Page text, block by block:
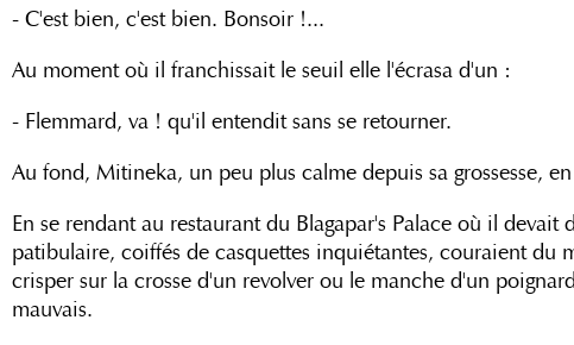
- C'est bien, c'est bien. Bonsoir !...
Au moment où il franchissait le seuil elle l'écrasa d'un :
- Flemmard, va ! qu'il entendit sans se retourner.
Au fond, Mitineka, un peu plus calme depuis sa grossesse,
En se rendant au restaurant du Blagapar's Palace où il
patibulaire, coiffés de casquettes inquiétantes, couraient du
crisper sur la crosse d'un revolver ou le manche d'un
mauvais.